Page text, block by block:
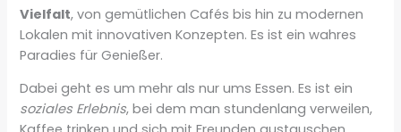
Vielfalt, von gemütlichen Cafés bis hin zu modernen
Lokalen mit innovativen Konzepten. Es ist ein wahres
Paradies für Genießer.
Dabei geht es um mehr als nur ums Essen. Es ist ein
soziales Erlebnis, bei dem man stundenlang verweilen,